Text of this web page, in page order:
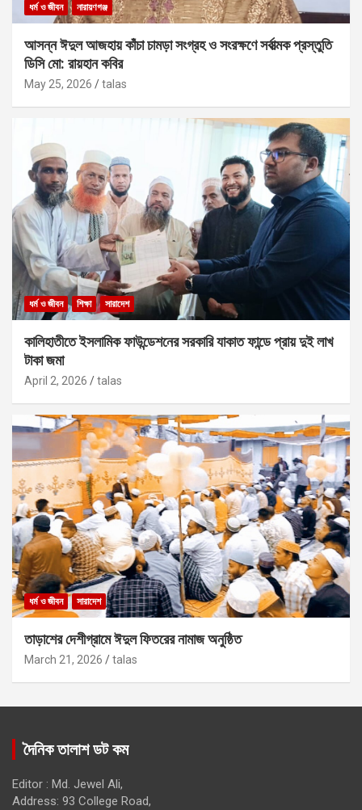
ধর্ম ও জীবন নারায়ণগঞ্জ
আসন্ন ঈদুল আজহায় কাঁচা চামড়া সংগ্রহ ও সংরক্ষণে সর্বাত্মক প্রস্তুতি
ডিসি মো: রায়হান কবির
May 25, 2026 talas
ধর্ম ও জীবন শিক্ষা সারাদেশ
কালিহাতীতে ইসলামিক ফাউন্ডেশনের সরকারি যাকাত ফান্ডে প্রায় দুই লাখ
টাকা জমা
April 2, 2026 talas
ধর্ম ও জীবন সারাদেশ
তাড়াশের দেশীগ্রামে ঈদুল ফিতরের নামাজ অনুষ্ঠিত
March 21, 2026 talas
দৈনিক তালাশ ডট কম
Editor : Md. Jewel Ali,
Address: 93 College Road,